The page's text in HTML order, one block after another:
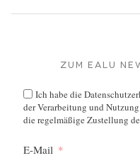
Zum EALU
Ich habe die
der Verarbeitung und
die regelmäßige Zustellung
E-Mail